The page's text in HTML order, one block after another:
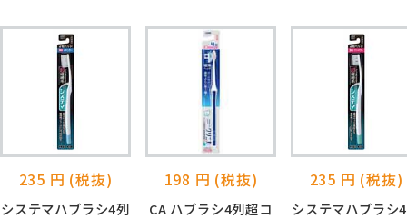
235 円 (税抜)
システマハブラシ4列
198 円 (税抜)
CA ハブラシ4列超コ
235 円 (税抜)
システマハブラシ